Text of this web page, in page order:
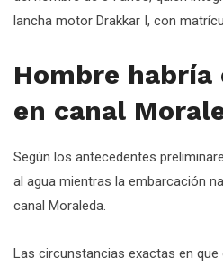
lancha motor Drakkar I, con
Hombre
en canal
Según los antecedentes
al agua mientras la embarcación
canal Moraleda.
Las circunstancias exactas en